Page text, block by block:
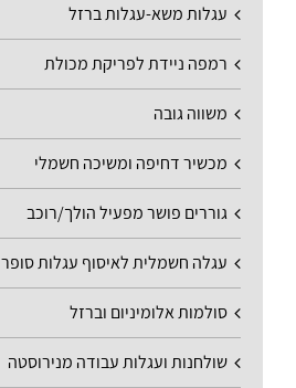
עגלות משא-עגלות ברזל
רמפה ניידת לפריקת מכולת
משווה גובה
מכשיר דחיפה ומשיכה חשמלי
גוררים פושר מפעיל הולך/רוכב
עגלה חשמלית לאיסוף עגלות סופר
סולמות אלומיניום וברזל
שולחנות ועגלות עבודה מנירוסטה